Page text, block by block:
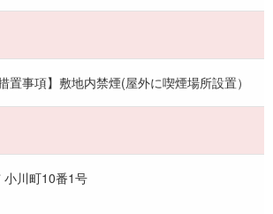
事項】敷地内禁煙(屋外に喫煙場所設置）
小川町10番1号